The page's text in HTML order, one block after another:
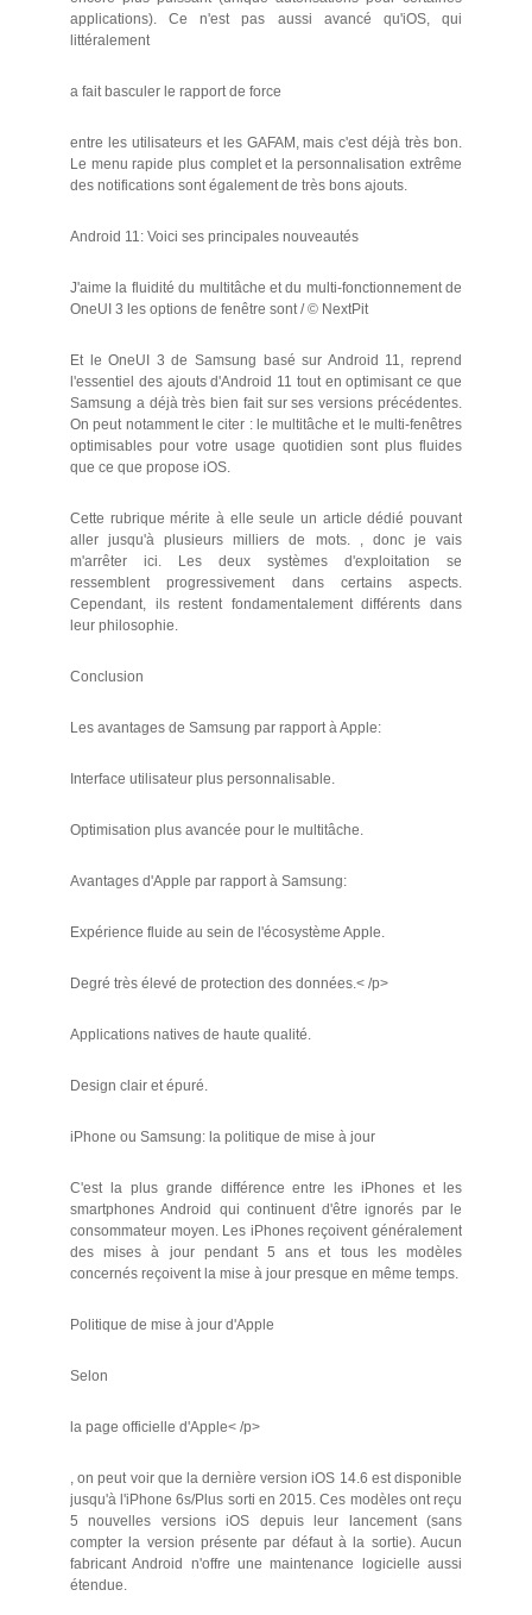
applications). Ce n'est pas aussi avancé qu'iOS, qui
littéralement
a fait basculer le rapport de force
entre les utilisateurs et les GAFAM, mais c'est déjà très bon.
Le menu rapide plus complet et la personnalisation extrême
des notifications sont également de très bons ajouts.
Android 11: Voici ses principales nouveautés
J'aime la fluidité du multitâche et du multi-fonctionnement de
OneUI 3 les options de fenêtre sont / © NextPit
Et le OneUI 3 de Samsung basé sur Android 11, reprend
l'essentiel des ajouts d'Android 11 tout en optimisant ce que
Samsung a déjà très bien fait sur ses versions précédentes.
On peut notamment le citer : le multitâche et le multi-fenêtres
optimisables pour votre usage quotidien sont plus fluides
que ce que propose iOS.
Cette rubrique mérite à elle seule un article dédié pouvant
aller jusqu'à plusieurs milliers de mots. , donc je vais
m'arrêter ici. Les deux systèmes d'exploitation se
ressemblent progressivement dans certains aspects.
Cependant, ils restent fondamentalement différents dans
leur philosophie.
Conclusion
Les avantages de Samsung par rapport à Apple:
Interface utilisateur plus personnalisable.
Optimisation plus avancée pour le multitâche.
Avantages d'Apple par rapport à Samsung:
Expérience fluide au sein de l'écosystème Apple.
Degré très élevé de protection des données.< /p>
Applications natives de haute qualité.
Design clair et épuré.
iPhone ou Samsung: la politique de mise à jour
C'est la plus grande différence entre les iPhones et les
smartphones Android qui continuent d'être ignorés par le
consommateur moyen. Les iPhones reçoivent généralement
des mises à jour pendant 5 ans et tous les modèles
concernés reçoivent la mise à jour presque en même temps.
Politique de mise à jour d'Apple
Selon
la page officielle d'Apple< /p>
, on peut voir que la dernière version iOS 14.6 est disponible
jusqu'à l'iPhone 6s/Plus sorti en 2015. Ces modèles ont reçu
5 nouvelles versions iOS depuis leur lancement (sans
compter la version présente par défaut à la sortie). Aucun
fabricant Android n'offre une maintenance logicielle aussi
étendue.